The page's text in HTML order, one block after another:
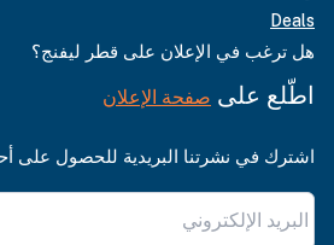
Deals
هل ترغب في الإعلان على قطر ليفنج؟
اطّلع على صفحة الإعلان
اشترك في نشرتنا البريدية للحصول على